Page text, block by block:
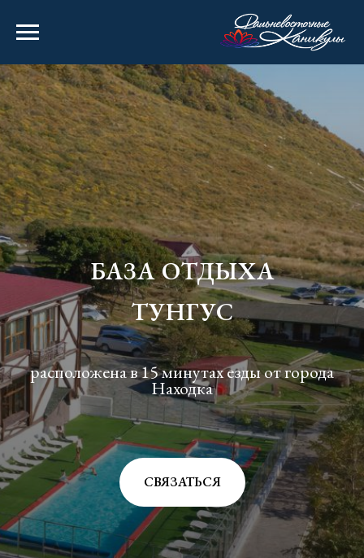
БАЗА ОТДЫХА
ТУНГУС
расположена в 15 минутах езды от города
Находка
СВЯЗАТЬСЯ